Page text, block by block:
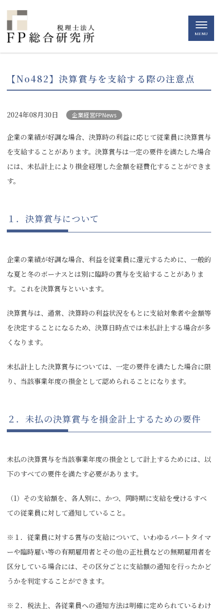
MENU
【No482】決算賞与を支給する際の注意点
2024年08月30日 企業経営FPNews
企業の業績が好調な場合、決算時の利益に応じて従業員に決算賞与
を支給することがあります。決算賞与は一定の要件を満たした場合
には、未払計上により損金経理した金額を経費化することができま
す。
１．決算賞与について
企業の業績が好調な場合、利益を従業員に還元するために、一般的
な夏と冬のボーナスとは別に臨時の賞与を支給することがありま
す。これを決算賞与といいます。
決算賞与は、通常、決算時の利益状況をもとに支給対象者や金額等
を決定することになるため、決算日時点では未払計上する場合が多
くなります。
未払計上した決算賞与については、一定の要件を満たした場合に限
り、当該事業年度の損金として認められることになります。
２．未払の決算賞与を損金計上するための要件
未払の決算賞与を当該事業年度の損金として計上するためには、以
下のすべての要件を満たす必要があります。
（1）その支給額を、各人別に、かつ、同時期に支給を受けるすべ
ての従業員に対して通知していること。
※１．従業員に対する賞与の支給について、いわゆるパートタイマ
ーや臨時雇い等の有期雇用者とその他の正社員などの無期雇用者を
区分している場合には、その区分ごとに支給額の通知を行ったかど
うかを判定することができます。
※２．税法上、各従業員への通知方法は明確に定められているわけ